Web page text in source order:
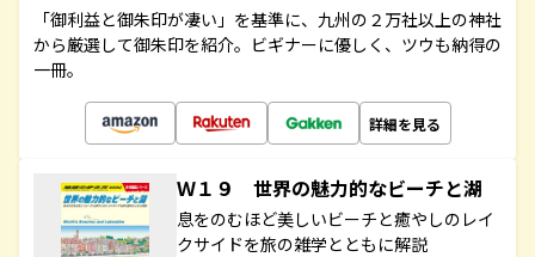
「御利益と御朱印が凄い」を基準に、九州の２万社以上の神社
から厳選して御朱印を紹介。ビギナーに優しく、ツウも納得の
一冊。
詳細を見る
Ｗ１９ 世界の魅力的なビーチと湖
息をのむほど美しいビーチと癒やしのレイ
クサイドを旅の雑学とともに解説